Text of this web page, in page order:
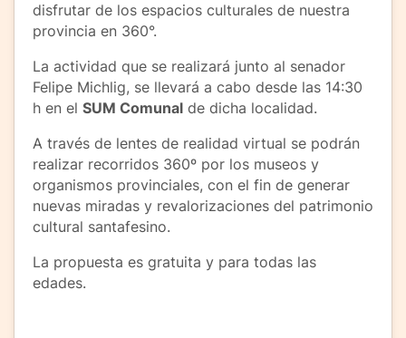
disfrutar de los espacios culturales de nuestra
provincia en 360°.
La actividad que se realizará junto al senador
Felipe Michlig, se llevará a cabo desde las 14:30
h en el SUM Comunal de dicha localidad.
A través de lentes de realidad virtual se podrán
realizar recorridos 360º por los museos y
organismos provinciales, con el fin de generar
nuevas miradas y revalorizaciones del patrimonio
cultural santafesino.
La propuesta es gratuita y para todas las
edades.